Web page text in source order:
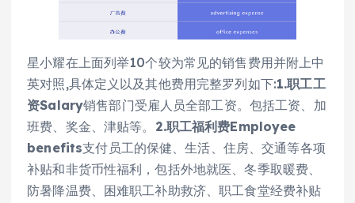
星小耀在上面列举10个较为常见的销售费用并附上中
英对照,具体定义以及其他费用完整罗列如下:1.职工工
资Salary销售部门受雇人员全部工资。包括工资、加
班费、奖金、津贴等。 2.职工福利费Employee
benefits支付员工的保健、生活、住房、交通等各项
补贴和非货币性福利，包括外地就医、冬季取暖费、
防暑降温费、困难职工补助救济、职工食堂经费补贴